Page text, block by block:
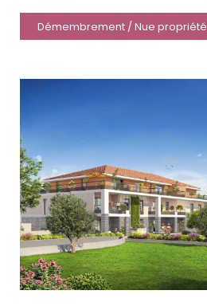
Démembrement / Nue propriété